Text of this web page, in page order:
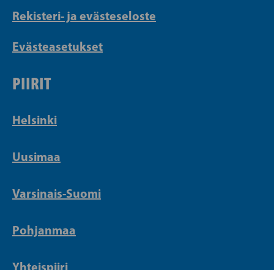
Rekisteri- ja evästeseloste
Evästeasetukset
PIIRIT
Helsinki
Uusimaa
Varsinais-Suomi
Pohjanmaa
Yhteispiiri